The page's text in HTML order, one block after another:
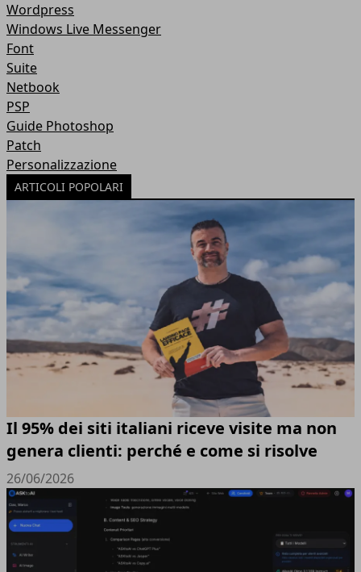
Wordpress
Windows Live Messenger
Font
Suite
Netbook
PSP
Guide Photoshop
Patch
Personalizzazione
ARTICOLI POPOLARI
Il 95% dei siti italiani riceve visite ma non
genera clienti: perché e come si risolve
26/06/2026